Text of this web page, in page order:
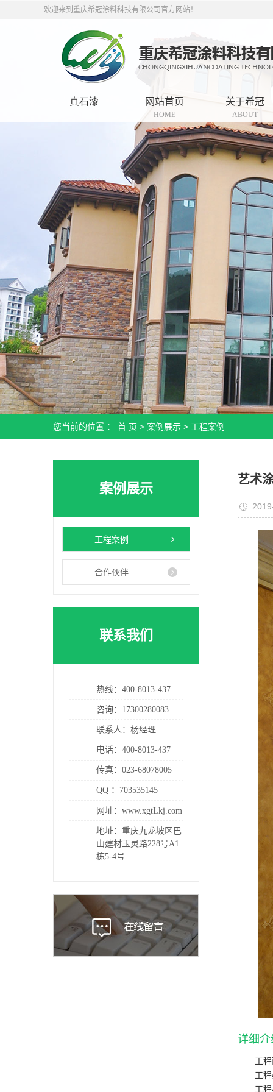
欢迎来到重庆希冠涂料科技有限公司官方网站！
真石漆 网站首页
HOME
关于希冠
ABOUT
您当前的位置 ： 首 页 > 案例展示 > 工程案例
案例展示
工程案例
合作伙伴
联系我们
热线： 400-8013-437
咨询：17300280083
联系人：杨经理
电话： 400-8013-437
传真：023-68078005
QQ ：703535145
网址：www.xgtLkj.com
地址：重庆九龙坡区巴
山建材玉灵路228号A1
栋5-4号
艺术
详细
工
工
工